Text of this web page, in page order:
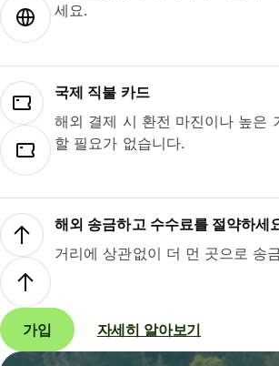
세요.
국제 직불 카드
해외 결제 시 환전 마진이나 높은
할 필요가 없습니다.
해외 송금하고 수수료를 절약하세
거리에 상관없이 더 먼 곳으로 송
가입 자세히 알아보기